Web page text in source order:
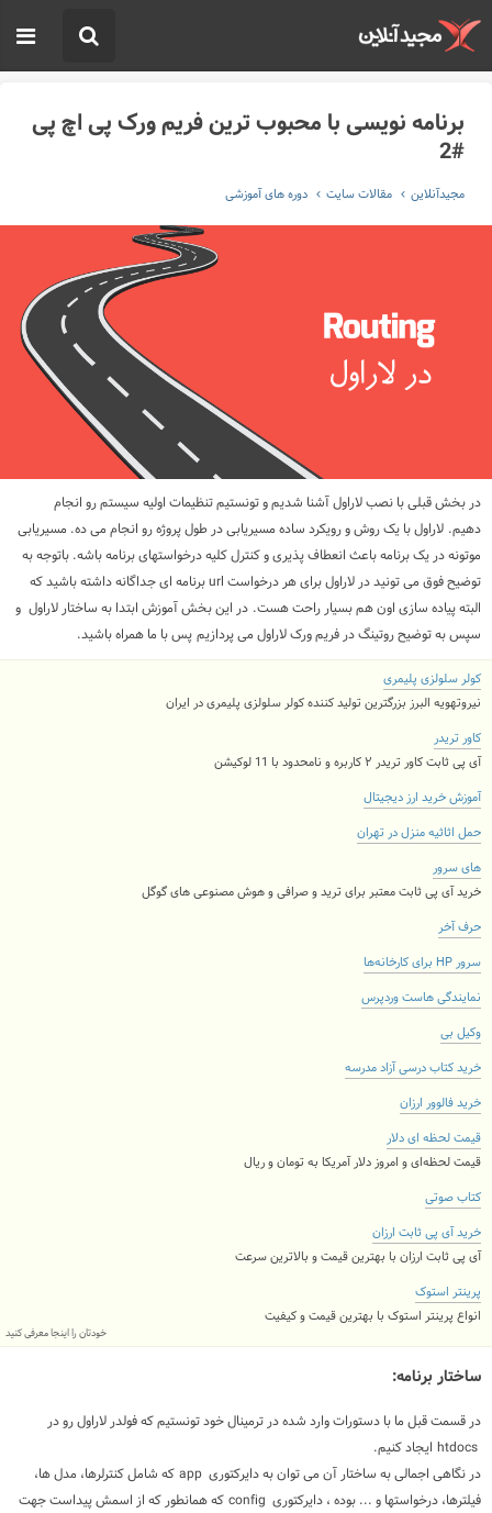
برنامه نویسی با محبوب ترین فریم ورک پی اچ پی
#2
مجیدآنلاین مقالات سایت دوره های آموزشی
در بخش قبلی با نصب لاراول آشنا شدیم و تونستیم تنظیمات اولیه سیستم رو انجام
دهیم. لاراول با یک روش و رویکرد ساده مسیریابی در طول پروژه رو انجام می ده. مسیریابی
موتونه در یک برنامه باعث انعطاف پذیری و کنترل کلیه درخواستهای برنامه باشه. باتوجه به
توضیح فوق می تونید در لاراول برای هر درخواست url برنامه ای جداگانه داشته باشید که
البته پیاده سازی اون هم بسیار راحت هست. در این بخش آموزش ابتدا به ساختار لاراول و
سپس به توضیح روتینگ در فریم ورک لاراول می پردازیم پس با ما همراه باشید.
کولر سلولزی پلیمری
نیروتهویه البرز بزرگترین تولید کننده کولر سلولزی پلیمری در ایران
کاور تریدر
آی پی ثابت کاور تریدر ۲ کاربره و نامحدود با 11 لوکیشن
آموزش خرید ارز دیجیتال
حمل اثاثیه منزل در تهران
های سرور
خرید آی پی ثابت معتبر برای ترید و صرافی و هوش مصنوعی های گوگل
حرف آخر
سرور HP برای کارخانه‌ها
نمایندگی هاست وردپرس
وکیل بی
خرید کتاب درسی آزاد مدرسه
خرید فالوور ارزان
قیمت لحظه ای دلار
قیمت لحظه‌ای و امروز دلار آمریکا به تومان و ریال
کتاب صوتی
خرید آی پی ثابت ارزان
آی پی ثابت ارزان با بهترین قیمت و بالاترین سرعت
پرینتر استوک
انواع پرینتر استوک با بهترین قیمت و کیفیت
خودتان را اینجا معرفی کنید
ساختار برنامه:
در قسمت قبل ما با دستورات وارد شده در ترمینال خود تونستیم که فولدر لاراول رو در
htdocs ایجاد کنیم.
در نگاهی اجمالی به ساختار آن می توان به دایرکتوری app که شامل کنترلرها، مدل ها،
فیلترها، درخواستها و ... بوده ، دایرکتوری config که همانطور که از اسمش پیداست جهت